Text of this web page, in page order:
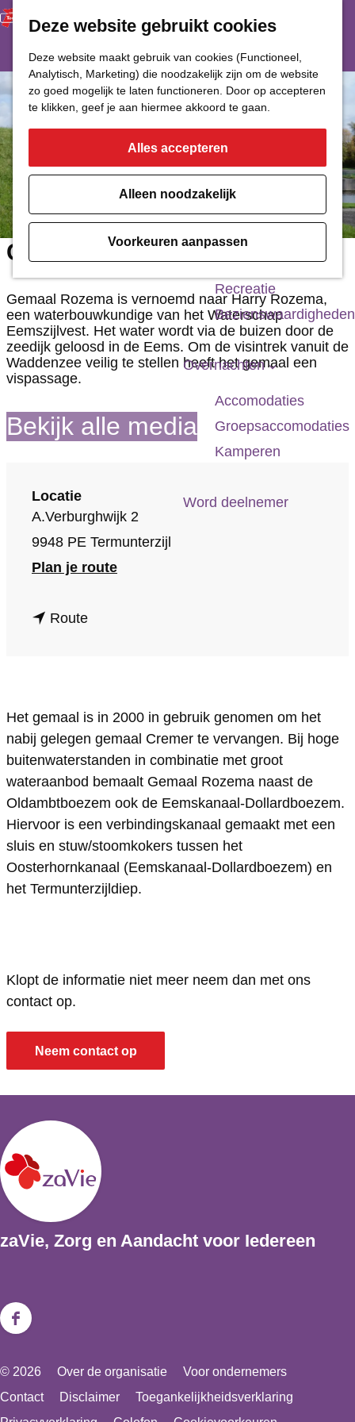
Deze website gebruikt cookies
Deze website maakt gebruik van cookies (Functioneel,
Analytisch, Marketing) die noodzakelijk zijn om de website
zo goed mogelijk te laten functioneren. Door op accepteren
te klikken, geef je aan hiermee akkoord te gaan.
Alles accepteren
Alleen noodzakelijk
Voorkeuren aanpassen
n
a
a
r
d
e
m
p
g
Restaurant
Eetcafé
Café of Bar
Nachtclub
Cultuur
Bioscoop & Theater
Uitgaan
Monumenten
Musea
Recreatie
Bezienswaardigheden
Overnachten
Accomodaties
Groepsaccomodaties
Kamperen
Word deelnemer
Combinatiegemaal Rozema
Gemaal Rozema is vernoemd naar Harry Rozema,
een waterbouwkundige van het Waterschap
Eemszijlvest. Het water wordt via de buizen door de
zeedijk geloosd in de Eems. Om de visintrek vanuit de
Waddenzee veilig te stellen heeft het gemaal een
vispassage.
Bekijk alle media
Locatie
A.Verburghwijk 2
9948 PE Termunterzijl
Plan je routen
m
b
i
a
t
i
e
m
l
R
o
Routen
C
o
m
i
n
a
t
g
a
a
l
o
z
e
a
Het gemaal is in 2000 in gebruik genomen om het
nabij gelegen gemaal Cremer te vervangen. Bij hoge
buitenwaterstanden in combinatie met groot
wateraanbod bemaalt Gemaal Rozema naast de
Oldambtboezem ook de Eemskanaal-Dollardboezem.
Hiervoor is een verbindingskanaal gemaakt met een
sluis en stuw/stoomkokers tussen het
Oosterhornkanaal (Eemskanaal-Dollardboezem) en
het Termunterzijldiep.
Klopt de informatie niet meer neem dan met ons
contact op.
Neem contact op
zaVie, Zorg en Aandacht voor Iedereen
F
c
e
© 2026 Over de organisatie
Voor ondernemers
Contact
Disclaimer
Toegankelijkheidsverklaring